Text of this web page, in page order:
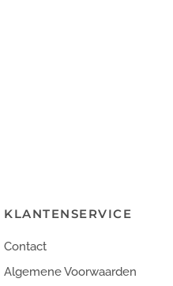
KLANTENSERVICE
Contact
Algemene Voorwaarden